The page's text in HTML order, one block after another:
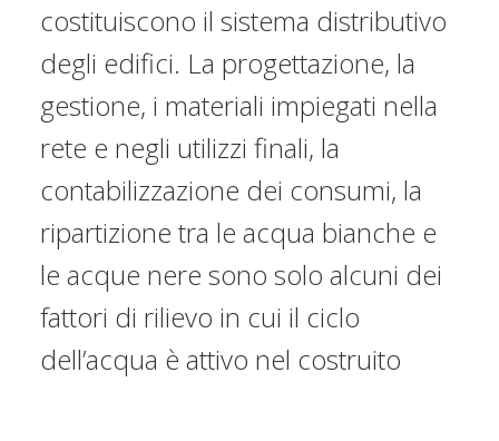
costituiscono il sistema distributivo
degli edifici. La progettazione, la
gestione, i materiali impiegati nella
rete e negli utilizzi finali, la
contabilizzazione dei consumi, la
ripartizione tra le acqua bianche e
le acque nere sono solo alcuni dei
fattori di rilievo in cui il ciclo
dell’acqua è attivo nel costruito